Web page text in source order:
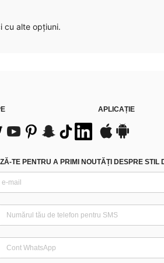
cu alte opțiuni.
APLICAȚIE
TE PENTRU A PRIMI NOUTĂȚI DESPRE STIL